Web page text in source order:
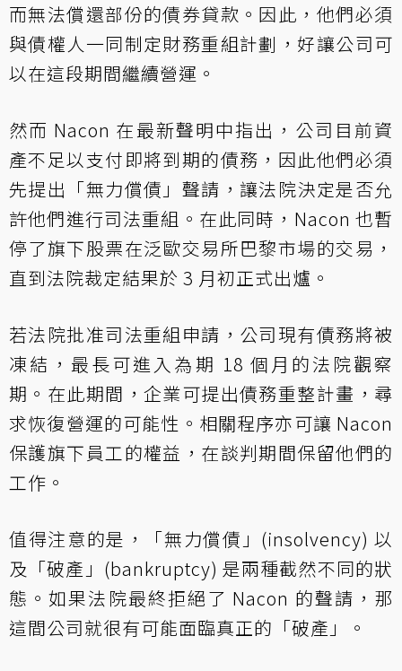
而無法償還部份的債券貸款。因此，他們必須
與債權人一同制定財務重組計劃，好讓公司可
以在這段期間繼續營運。
然而 Nacon 在最新聲明中指出，公司目前資
產不足以支付即將到期的債務，因此他們必須
先提出「無力償債」聲請，讓法院決定是否允
許他們進行司法重組。在此同時，Nacon 也暫
停了旗下股票在泛歐交易所巴黎市場的交易，
直到法院裁定結果於 3 月初正式出爐。
若法院批准司法重組申請，公司現有債務將被
凍結，最長可進入為期 18 個月的法院觀察
期。在此期間，企業可提出債務重整計畫，尋
求恢復營運的可能性。相關程序亦可讓 Nacon
保護旗下員工的權益，在談判期間保留他們的
工作。
值得注意的是，「無力償債」(insolvency) 以
及「破產」(bankruptcy) 是兩種截然不同的狀
態。如果法院最終拒絕了 Nacon 的聲請，那
這間公司就很有可能面臨真正的「破產」。